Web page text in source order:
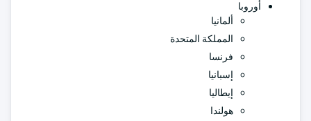
أوروبا
ألمانيا
المملكة المتحدة
فرنسا
إسبانيا
إيطاليا
هولندا